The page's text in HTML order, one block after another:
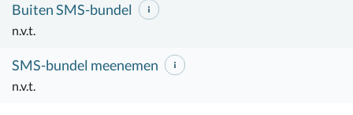
Buiten SMS-bundel
n.v.t.
SMS-bundel meenemen
n.v.t.